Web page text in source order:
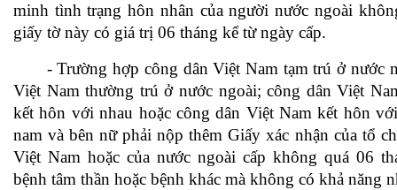
minh tình trạng hôn nhân của người nước ngoài
giấy tờ này có giá trị 06 tháng kể từ ngày cấp.
- Trường hợp công dân Việt Nam tạm trú ở nước
Việt Nam thường trú ở nước ngoài; công dân Việt
kết hôn với nhau hoặc công dân Việt Nam kết hôn
nam và bên nữ phải nộp thêm Giấy xác nhận của tổ
Việt Nam hoặc của nước ngoài cấp không quá 06
bệnh tâm thần hoặc bệnh khác mà không có khả năng